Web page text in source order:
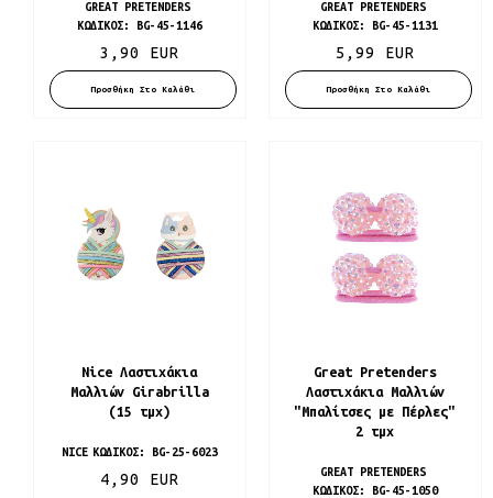
GREAT PRETENDERS
ΚΩΔΙΚΌΣ:
BG-45-1146
3,90 EUR
Προσθήκη Στο Καλάθι
GREAT PRETENDERS
ΚΩΔΙΚΌΣ:
BG-45-1131
5,99 EUR
Προσθήκη Στο Καλάθι
NICE ΚΩΔΙΚΌΣ: BG-25-6023
Nice Λαστιχάκια
Μαλλιών Girabrilla
(15 τμχ)
4,90 EUR
GREAT PRETENDERS
ΚΩΔΙΚΌΣ:
BG-45-1050
Great Pretenders
Λαστιχάκια Μαλλιών
"Μπαλίτσες με Πέρλες"
2 τμχ